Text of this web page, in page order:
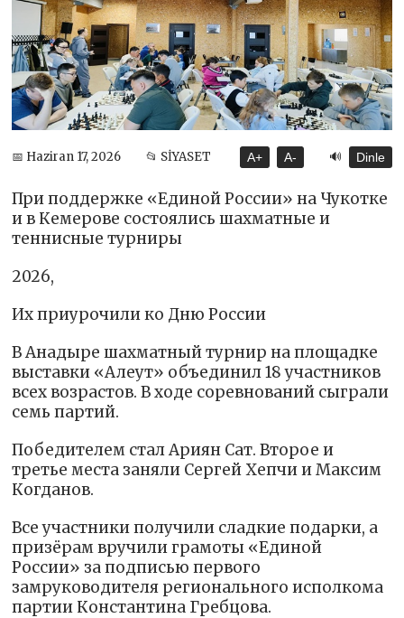
📅 Haziran 17, 2026 📂 SİYASET A+ A- 🔊 Dinle
При поддержке «Единой России» на Чукотке
и в Кемерове состоялись шахматные и
теннисные турниры
2026,
Их приурочили ко Дню России
В Анадыре шахматный турнир на площадке
выставки «Алеут» объединил 18 участников
всех возрастов. В ходе соревнований сыграли
семь партий.
Победителем стал Ариян Сат. Второе и
третье места заняли Сергей Хепчи и Максим
Когданов.
Все участники получили сладкие подарки, а
призёрам вручили грамоты «Единой
России» за подписью первого
замруководителя регионального исполкома
партии Константина Гребцова.